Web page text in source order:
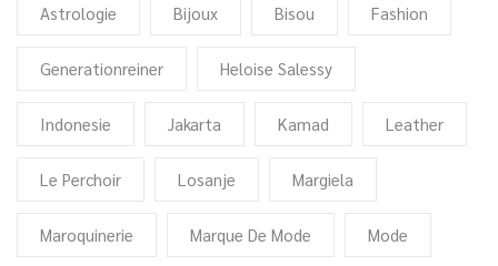
Astrologie Bijoux Bisou Fashion
Generationreiner Heloise Salessy
Indonesie Jakarta Kamad Leather
Le Perchoir Losanje Margiela
Maroquinerie Marque De Mode Mode